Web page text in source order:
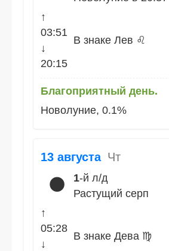
↑
03:51
↓
20:15
В знаке Лев ♌
Благоприятный день.
Новолуние, 0.1%
13 августа Чт
🌑 1-й л/д
Растущий серп
↑
05:28
↓
В знаке Дева ♍